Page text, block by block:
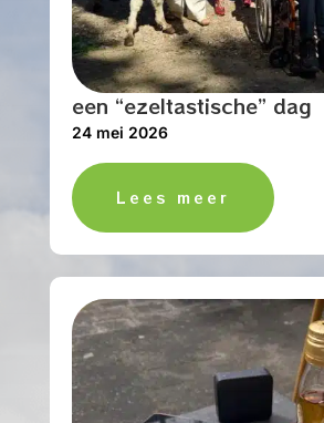
een “ezeltastische” dag
24 mei 2026
Lees meer